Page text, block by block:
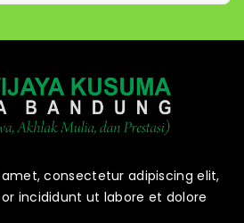
consectetur adipiscing elit,
incididunt ut labore et dolore